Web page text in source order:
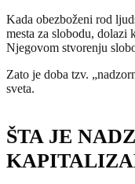
Kada obezboženi rod
mesta za slobodu, dolazi
Njegovom stvorenju
Zato je doba tzv.
sveta.
ŠTA JE